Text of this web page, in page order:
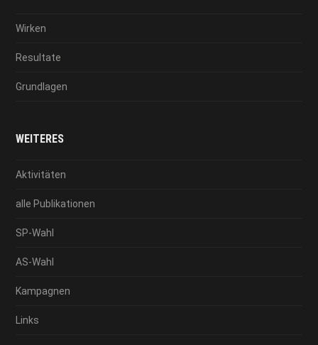
Wirken
Resultate
Grundlagen
WEITERES
Aktivitäten
alle Publikationen
SP-Wahl
AS-Wahl
Kampagnen
Links